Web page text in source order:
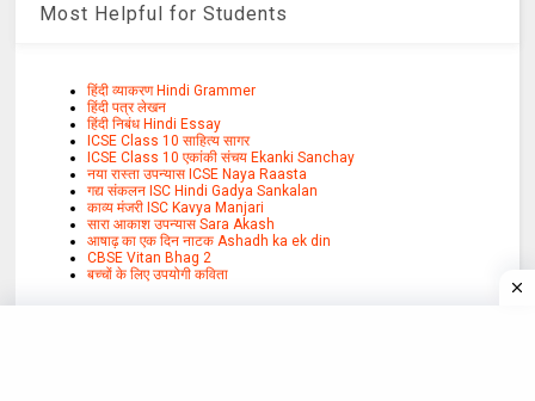
Most Helpful for Students
हिंदी व्याकरण Hindi Grammer
हिंदी पत्र लेखन
हिंदी निबंध Hindi Essay
ICSE Class 10 साहित्य सागर
ICSE Class 10 एकांकी संचय Ekanki Sanchay
नया रास्ता उपन्यास ICSE Naya Raasta
गद्य संकलन ISC Hindi Gadya Sankalan
काव्य मंजरी ISC Kavya Manjari
सारा आकाश उपन्यास Sara Akash
आषाढ़ का एक दिन नाटक Ashadh ka ek din
CBSE Vitan Bhag 2
बच्चों के लिए उपयोगी कविता